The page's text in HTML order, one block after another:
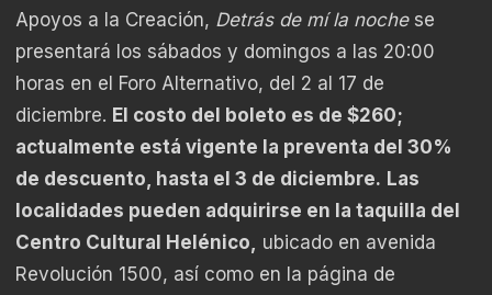
Apoyos a la Creación, Detrás de mí la nochese
presentará los sábados y domingos a las 20:00
horas en el Foro Alternativo, del 2 al 17 de
diciembre. El costo del boleto es de $260;
actualmente está vigente la preventa del 30%
de descuento, hasta el 3 de diciembre. Las
localidades pueden adquirirse en la taquilla del
Centro Cultural Helénico,
ubicado en avenida
Revolución 1500, así como en la página de